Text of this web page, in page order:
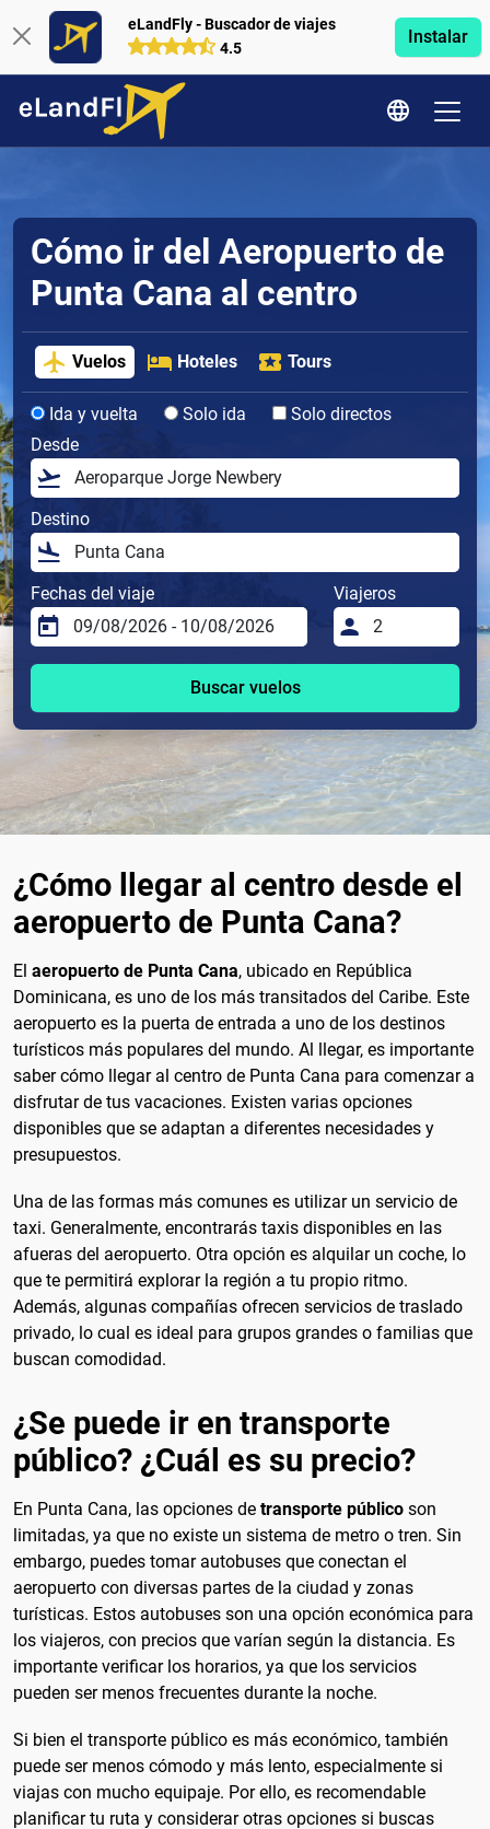
eLandFly - Buscador de viajes
4.5
Instalar
Cómo ir del Aeropuerto de
Punta Cana al centro
Vuelos Hoteles Tours
Ida y vuelta Solo ida
Solo directos
Desde
Destino
Fechas del viaje Viajeros
Buscar vuelos
¿Cómo llegar al centro desde el
aeropuerto de Punta Cana?
El aeropuerto de Punta Cana, ubicado en República
Dominicana, es uno de los más transitados del Caribe. Este
aeropuerto es la puerta de entrada a uno de los destinos
turísticos más populares del mundo. Al llegar, es importante
saber cómo llegar al centro de Punta Cana para comenzar a
disfrutar de tus vacaciones. Existen varias opciones
disponibles que se adaptan a diferentes necesidades y
presupuestos.
Una de las formas más comunes es utilizar un servicio de
taxi. Generalmente, encontrarás taxis disponibles en las
afueras del aeropuerto. Otra opción es alquilar un coche, lo
que te permitirá explorar la región a tu propio ritmo.
Además, algunas compañías ofrecen servicios de traslado
privado, lo cual es ideal para grupos grandes o familias que
buscan comodidad.
¿Se puede ir en transporte
público? ¿Cuál es su precio?
En Punta Cana, las opciones de transporte público son
limitadas, ya que no existe un sistema de metro o tren. Sin
embargo, puedes tomar autobuses que conectan el
aeropuerto con diversas partes de la ciudad y zonas
turísticas. Estos autobuses son una opción económica para
los viajeros, con precios que varían según la distancia. Es
importante verificar los horarios, ya que los servicios
pueden ser menos frecuentes durante la noche.
Si bien el transporte público es más económico, también
puede ser menos cómodo y más lento, especialmente si
viajas con mucho equipaje. Por ello, es recomendable
planificar tu ruta y considerar otras opciones si buscas